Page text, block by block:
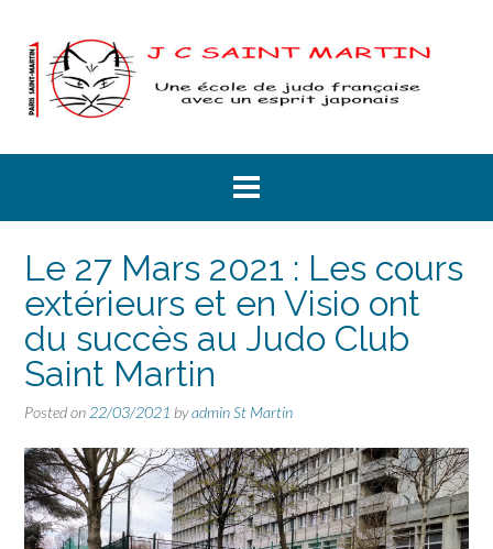
content
Le 27 Mars 2021 : Les cours
extérieurs et en Visio ont
du succès au Judo Club
Saint Martin
Posted on 22/03/2021 byadmin St Martin